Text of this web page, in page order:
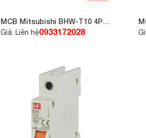
MCB Mitsubishi BHW-T10 4P
C25
Giá: Liên hệ0933172028